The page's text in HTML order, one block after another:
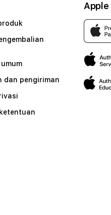
dan pengiriman
Apple